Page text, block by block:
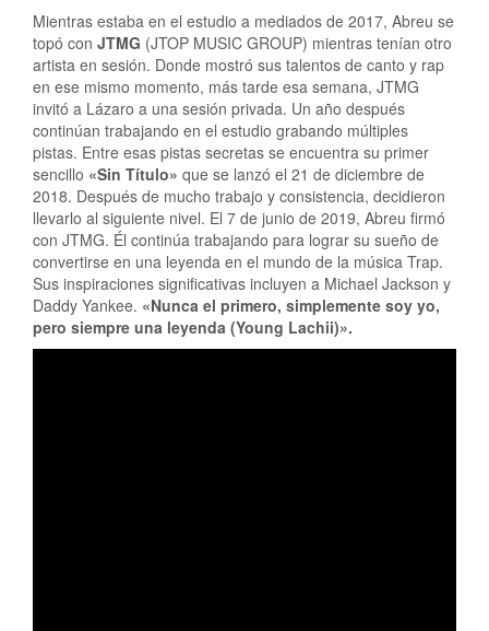
Mientras estaba en el estudio a mediados de 2017, Abreu se
topó con JTMG (JTOP MUSIC GROUP) mientras tenían otro
artista en sesión. Donde mostró sus talentos de canto y rap
en ese mismo momento, más tarde esa semana, JTMG
invitó a Lázaro a una sesión privada. Un año después
continúan trabajando en el estudio grabando múltiples
pistas. Entre esas pistas secretas se encuentra su primer
sencillo «Sin Título» que se lanzó el 21 de diciembre de
2018. Después de mucho trabajo y consistencia, decidieron
llevarlo al siguiente nivel. El 7 de junio de 2019, Abreu firmó
con JTMG. Él continúa trabajando para lograr su sueño de
convertirse en una leyenda en el mundo de la música Trap.
Sus inspiraciones significativas incluyen a Michael Jackson y
Daddy Yankee. «Nunca el primero, simplemente soy yo,
pero siempre una leyenda (Young Lachii)».